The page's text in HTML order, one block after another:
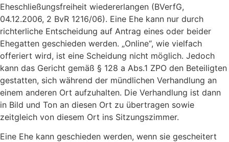
Eheschließungsfreiheit wiedererlangen (BVerfG,
04.12.2006, 2 BvR 1216/06). Eine Ehe kann nur durch
richterliche Entscheidung auf Antrag eines oder beider
Ehegatten geschieden werden. „Online“, wie vielfach
offeriert wird, ist eine Scheidung nicht möglich. Jedoch
kann das Gericht gemäß § 128 a Abs.1 ZPO den Beteiligten
gestatten, sich während der mündlichen Verhandlung an
einem anderen Ort aufzuhalten. Die Verhandlung ist dann
in Bild und Ton an diesen Ort zu übertragen sowie
zeitgleich von diesem Ort ins Sitzungszimmer.
Eine Ehe kann geschieden werden, wenn sie gescheitert